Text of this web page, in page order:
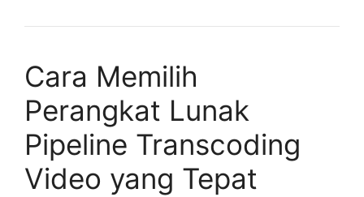
Cara Memilih
Perangkat Lunak
Pipeline Transcoding
Video yang Tepat